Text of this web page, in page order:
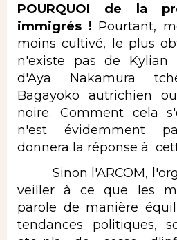
POURQUOI de la
immigrés ! Pourtant,
moins cultivé, le plus
n'existe pas de Kylian
d'Aya Nakamura
Bagayoko autrichien
noire. Comment cela
n'est évidemment
donnera la réponse à
Sinon l'ARCOM,
veiller à ce que les
parole de manière
tendances politiques,